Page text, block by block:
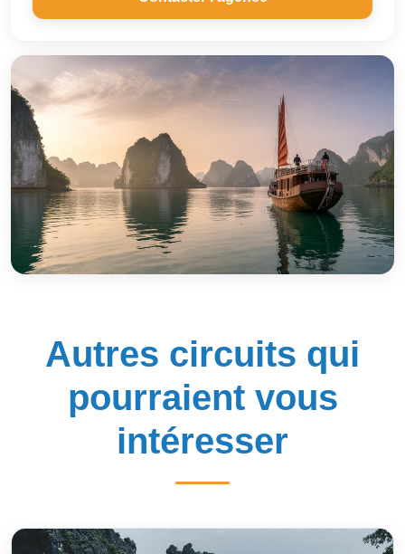
Autres circuits qui
pourraient vous
intéresser